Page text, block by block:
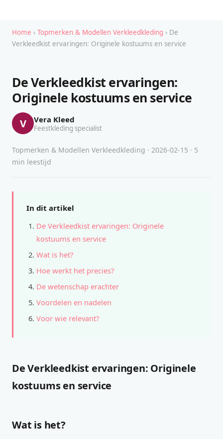
Home › Topmerken & Modellen Verkleedkleding › De
Verkleedkist ervaringen: Originele kostuums en service
De Verkleedkist ervaringen:
Originele kostuums en service
V Vera Kleed
Feestkleding specialist
Topmerken & Modellen Verkleedkleding · 2026-02-15 · 5
min leestijd
In dit artikel
De Verkleedkist ervaringen: Originele
kostuums en service
Wat is het?
Hoe werkt het precies?
De wetenschap erachter
Voordelen en nadelen
Voor wie relevant?
De Verkleedkist ervaringen: Originele
kostuums en service
Wat is het?